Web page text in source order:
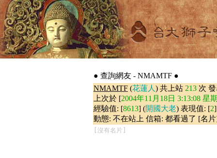
● 查詢網友 - NMAMTF ●
NMAMTF (花蓮人 ) 共上站 213 次
上次於 [2004年11月18日 3:13:08 星
經驗值: [8613] (開國大老) 表現值: [2
動態: 不在站上 信箱: 都看過了 [名
[沒有名片]